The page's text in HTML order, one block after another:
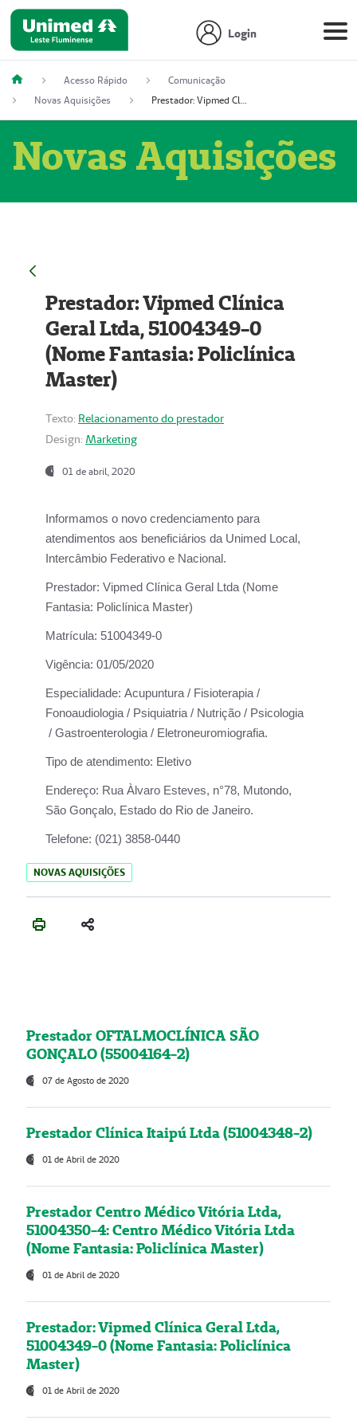
Login
Acesso Rápido
Comunicação
Novas Aquisições
Prestador: Vipmed Clínica Geral Ltda, 51004349-0 (Nome Fantasia: Policlínica Master)
Novas Aquisições
Prestador: Vipmed Clínica
Geral Ltda, 51004349-0
(Nome Fantasia: Policlínica
Master)
Texto: Relacionamento do prestador
Design: Marketing
01 de abril, 2020
Informamos o novo credenciamento para
atendimentos aos beneficiários da Unimed Local,
Intercâmbio Federativo e Nacional.
Prestador: Vipmed Clínica Geral Ltda (Nome
Fantasia: Policlínica Master)
Matrícula: 51004349-0
Vigência: 01/05/2020
Especialidade: Acupuntura / Fisioterapia /
Fonoaudiologia / Psiquiatria / Nutrição / Psicologia
/ Gastroenterologia / Eletroneuromiografia.
Tipo de atendimento: Eletivo
Endereço: Rua Àlvaro Esteves, n°78, Mutondo,
São Gonçalo, Estado do Rio de Janeiro.
Telefone: (021) 3858-0440
NOVAS AQUISIÇÕES
Prestador OFTALMOCLÍNICA SÃO
GONÇALO (55004164-2)
07 de Agosto de 2020
Prestador Clínica Itaipú Ltda (51004348-2)
01 de Abril de 2020
Prestador Centro Médico Vitória Ltda,
51004350-4: Centro Médico Vitória Ltda
(Nome Fantasia: Policlínica Master)
01 de Abril de 2020
Prestador: Vipmed Clínica Geral Ltda,
51004349-0 (Nome Fantasia: Policlínica
Master)
01 de Abril de 2020